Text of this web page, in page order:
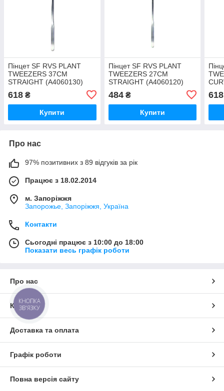
Пінцет SF RVS PLANT
TWEEZERS 37CM
STRAIGHT (A4060130)
618 ₴
Купити
Пінцет SF RVS PLANT
TWEEZERS 27CM
STRAIGHT (A4060120)
484₴
Купити
618
Про нас
97% позитивних з 89 відгуків за рік
Працює з 18.02.2014
м. Запоріжжя
Запорожье, Запоріжжя, Україна
Контакти
Сьогодні працює з 10:00 до 18:00
Показати весь графік роботи
Про нас
Контакти
Доставка та оплата
Графік роботи
Повна версія сайту
КНОПКА
ЗВ'ЯЗКУ